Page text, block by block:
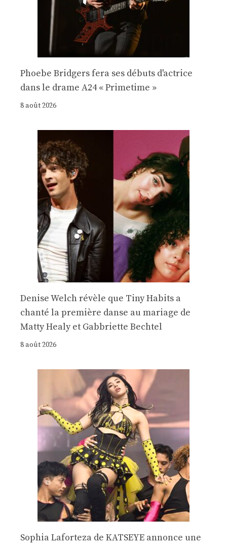
Phoebe Bridgers fera ses débuts d'actrice
dans le drame A24 « Primetime »
8 août 2026
Denise Welch révèle que Tiny Habits a
chanté la première danse au mariage de
Matty Healy et Gabbriette Bechtel
8 août 2026
Sophia Laforteza de KATSEYE annonce une